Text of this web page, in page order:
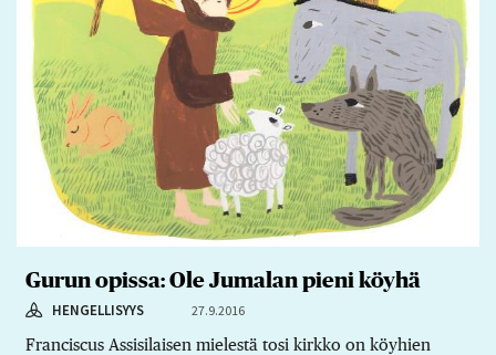
Gurun opissa: Ole Jumalan pieni köyhä
HENGELLISYYS 27.9.2016
Franciscus Assisilaisen mielestä tosi kirkko on köyhien